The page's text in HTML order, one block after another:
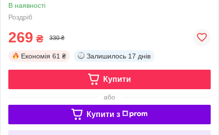
В наявності
Роздріб
269 ₴ 330 ₴
Економія 61 ₴ Залишилось 17 днів
Купити
або
Купити з